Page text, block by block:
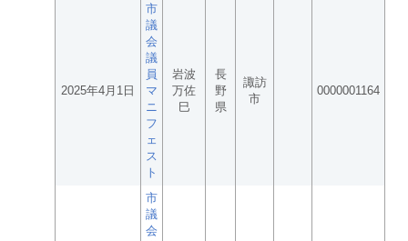
2025年4月1日
市
議
会
議
員
マ
ニ
フ
ェ
ス
ト
岩波
万佐
巳
長
野
県
諏訪
市
0000001164
市
議
会